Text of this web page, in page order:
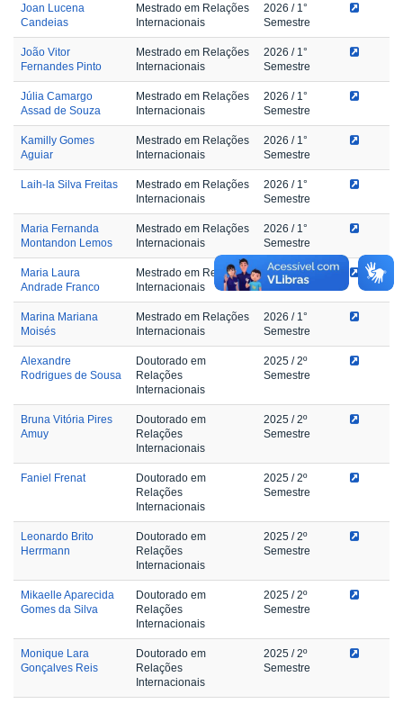
Joan Lucena
Candeias
Mestrado em Relações
Internacionais
2026 / 1°
Semestre
João Vitor
Fernandes Pinto
Mestrado em Relações
Internacionais
2026 / 1°
Semestre
Júlia Camargo
Assad de Souza
Mestrado em Relações
Internacionais
2026 / 1°
Semestre
Kamilly Gomes
Aguiar
Mestrado em Relações
Internacionais
2026 / 1°
Semestre
Laih-la Silva Freitas
Mestrado em Relações
Internacionais
2026 / 1°
Semestre
Maria Fernanda
Montandon Lemos
Mestrado em Relações
Internacionais
2026 / 1°
Semestre
Maria Laura
Andrade Franco
Mestrado em Relações
Internacionais
2026/ 1°
Semestre
Marina Mariana
Moisés
Mestrado em Relações
Internacionais
2026 / 1°
Semestre
Alexandre
Rodrigues de Sousa
Doutorado em
Relações
Internacionais
2025 / 2º
Semestre
Bruna Vitória Pires
Amuy
Doutorado em
Relações
Internacionais
2025 / 2º
Semestre
Faniel Frenat
Doutorado em
Relações
Internacionais
2025 / 2º
Semestre
Leonardo Brito
Herrmann
Doutorado em
Relações
Internacionais
2025 / 2º
Semestre
Mikaelle Aparecida
Gomes da Silva
Doutorado em
Relações
Internacionais
2025 / 2º
Semestre
Monique Lara
Gonçalves Reis
Doutorado em
Relações
Internacionais
2025 / 2º
Semestre